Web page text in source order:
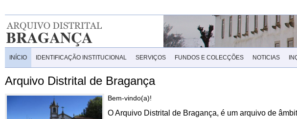
INÍCIO IDENTIFICAÇÃO INSTITUCIONAL SERVIÇOS FUNDOS E COLECÇÕES NOTICIAS
Arquivo Distrital de Bragança
Bem-vindo(a)!
O Arquivo Distrital de Bragança, é um arquivo de